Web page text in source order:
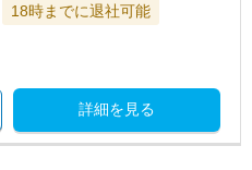
18時までに退社可能
詳細を見る